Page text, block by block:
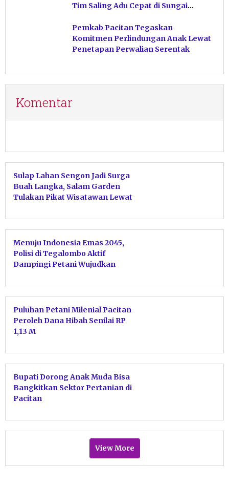
Tim Saling Adu Cepat di Sungai
Pemkab Pacitan Tegaskan
Komitmen Perlindungan Anak Lewat
Penetapan Perwalian Serentak
Komentar
Sulap Lahan Sengon Jadi Surga
Buah Langka, Salam Garden
Tulakan Pikat Wisatawan Lewat
Menuju Indonesia Emas 2045,
Polisi di Tegalombo Aktif
Dampingi Petani Wujudkan
Puluhan Petani Milenial Pacitan
Peroleh Dana Hibah Senilai RP
1,13 M
Bupati Dorong Anak Muda Bisa
Bangkitkan Sektor Pertanian di
Pacitan
View More